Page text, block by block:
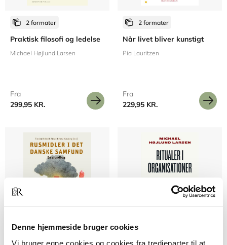
Denne hjemmeside bruger cookies
Vi bruger egne cookies og cookies fra tredjeparter til at
2 formater
Praktisk filosofi og ledelse
Michael Højlund Larsen
Fra
299,95 KR.
2 formater
Når livet bliver kunstigt
Pia Lauritzen
Fra
229,95 KR.
2 formater 2 formater